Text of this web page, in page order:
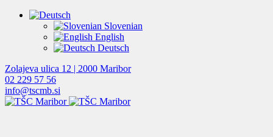
Slovenian
English
Deutsch
Zolajeva ulica 12 | 2000 Maribor
02 229 57 56
info@tscmb.si